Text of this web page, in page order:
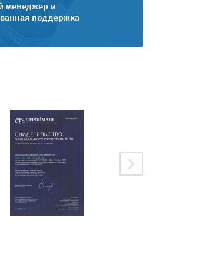
менеджер и
поддержка